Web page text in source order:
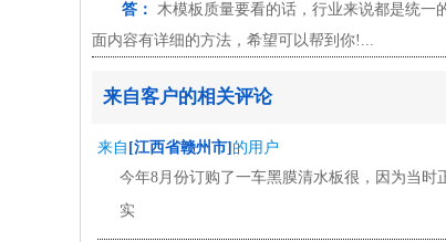
答： 木模板质量要看的话，行业来说都是统一
面内容有详细的方法，希望可以帮到你!...
来自客户的相关评论
来自 [江西省赣州市] 的用户
今年8月份订购了一车黑膜清水板很，因为当
实